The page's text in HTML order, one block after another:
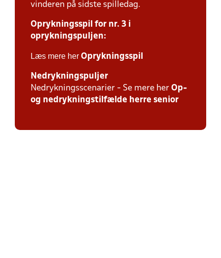
vinderen på sidste spilledag.
Oprykningsspil for nr. 3 i
oprykningspuljen:
Læs mere her Oprykningsspil
Nedrykningspuljer
Nedrykningsscenarier - Se mere her Op-
og nedrykningstilfælde herre senior